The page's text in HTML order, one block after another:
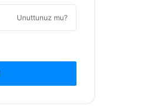
Unuttunuz mu?